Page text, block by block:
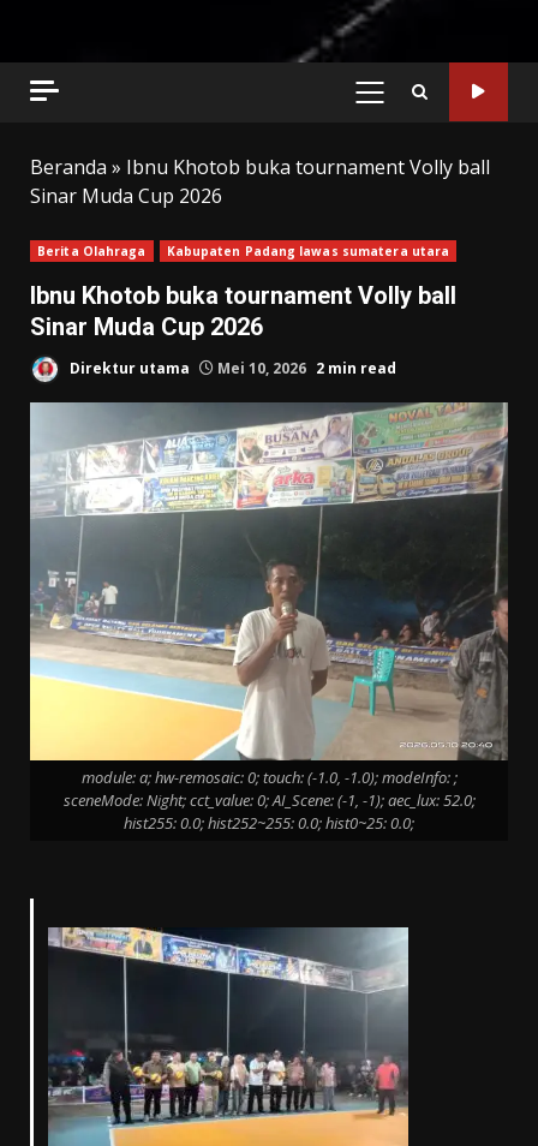
PRIMARY
Beranda » Ibnu Khotob buka tournament Volly ball
Sinar Muda Cup 2026
Berita Olahraga Kabupaten Padang lawas sumatera utara
Ibnu Khotob buka tournament Volly ball
Sinar Muda Cup 2026
Direktur utama Mei 10, 2026 2 min read
module: a; hw-remosaic: 0; touch: (-1.0, -1.0); modeInfo: ;
sceneMode: Night; cct_value: 0; AI_Scene: (-1, -1); aec_lux: 52.0;
hist255: 0.0; hist252~255: 0.0; hist0~25: 0.0;